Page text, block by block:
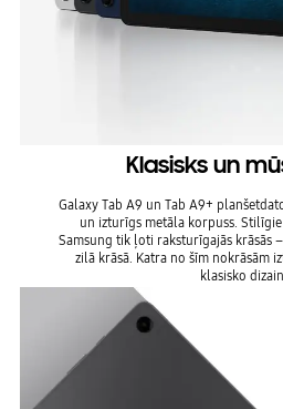
Klasisks un
Galaxy Tab A9 un Tab A9+
un izturīgs metāla korpuss.
Samsung tik ļoti raksturīgajās krāsās
zilā krāsā. Katra no šīm nokrāsām
klasisko